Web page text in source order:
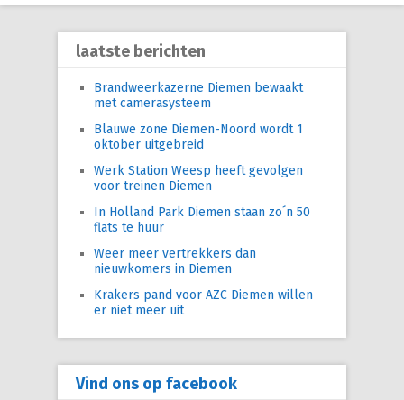
laatste berichten
Brandweerkazerne Diemen bewaakt
met camerasysteem
Blauwe zone Diemen-Noord wordt 1
oktober uitgebreid
Werk Station Weesp heeft gevolgen
voor treinen Diemen
In Holland Park Diemen staan zo´n 50
flats te huur
Weer meer vertrekkers dan
nieuwkomers in Diemen
Krakers pand voor AZC Diemen willen
er niet meer uit
Vind ons op facebook